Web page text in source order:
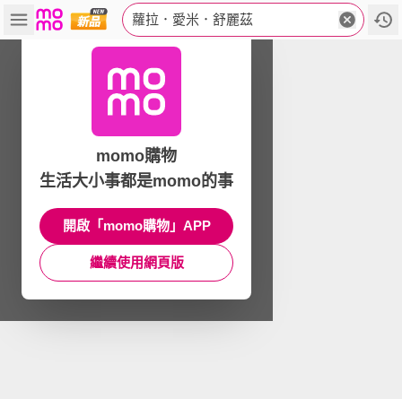
蘿拉．愛米．舒麗茲
momo購物
生活大小事都是momo的事
開啟「momo購物」APP
繼續使用網頁版